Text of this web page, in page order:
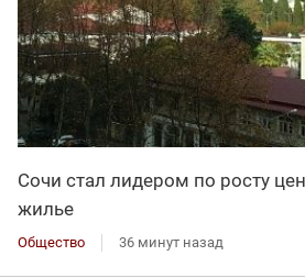
Сочи стал лидером по росту
жилье
Общество 36 минут назад